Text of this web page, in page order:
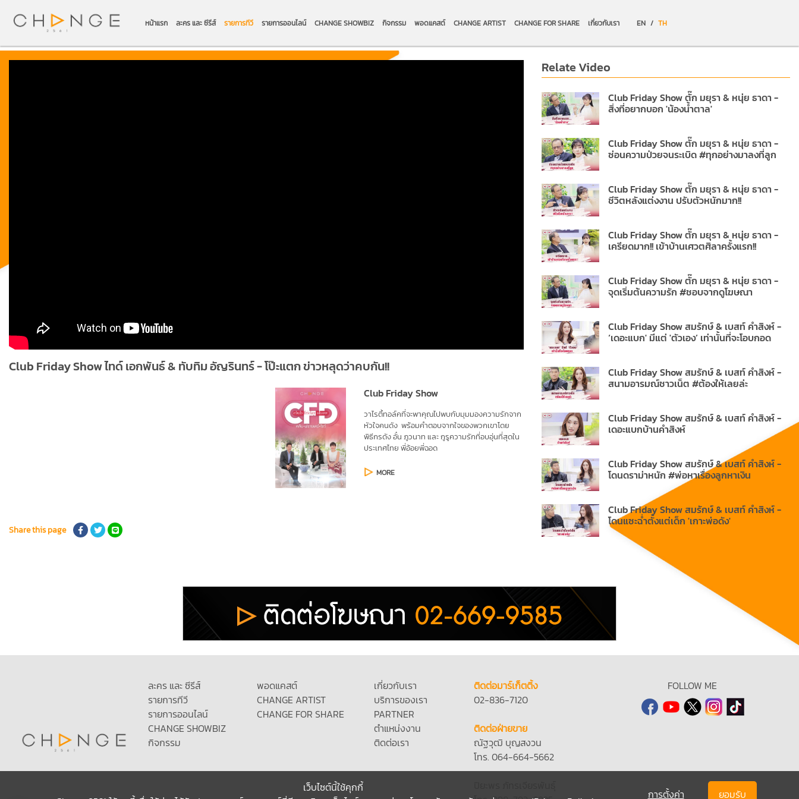
หน้าแรก ละคร และ ซีรีส์ รายการทีวี รายการออนไลน์ CHANGE SHOWBIZ กิจกรรม พอดแคสต์ CHANGE ARTIST CHANGE FOR SHARE เกี่ยวกับเรา EN / TH
Club Friday Show ไทด์ เอกพันธ์ & ทับทิม อัญรินทร์ - โป๊ะแตก ข่าวหลุดว่าคบกัน!!
Club Friday Show
วาไรตี้ทอล์คที่จะพาคุณไปพบกับมุมมองความรักจาก
หัวใจคนดัง พร้อมคำตอบจากใจของพวกเขาโดย
พิธีกรดังอั๋น ภูวนาท และกูรูความรักที่อบอุ่นที่สุดใน
ประเทศไทยพี่อ้อยพี่ฉอด
MORE
Share this page
Relate Video
Club Friday Show ตั๊ก มยุรา & หนุ่ย ธาดา -
สิ่งที่อยากบอก 'น้องน้ำตาล'
Club Friday Show ตั๊ก มยุรา & หนุ่ย ธาดา -
ซ่อนความป่วยจนระเบิด #ทุกอย่างมาลงที่ลูก
Club Friday Show ตั๊ก มยุรา & หนุ่ย ธาดา -
ชีวิตหลังแต่งงาน ปรับตัวหนักมาก!!
Club Friday Show ตั๊ก มยุรา & หนุ่ย ธาดา -
เครียดมาก!! เข้าบ้านเศวตศิลาครั้งแรก!!
Club Friday Show ตั๊ก มยุรา & หนุ่ย ธาดา -
จุดเริ่มต้นความรัก #ชอบจากดูโฆษณา
Club Friday Show สมรักษ์ & เบสท์ คำสิงห์ -
‘เดอะแบก' มีแต่ 'ตัวเอง’ เท่านั้นที่จะโอบกอด
Club Friday Show สมรักษ์ & เบสท์ คำสิงห์ -
สนามอารมณ์ชาวเน็ต #ต้องให้เลยล่ะ
Club Friday Show สมรักษ์ & เบสท์ คำสิงห์ -
เดอะแบกบ้านคำสิงห์
Club Friday Show สมรักษ์ & เบสท์ คำสิงห์ -
โดนดราม่าหนัก #พ่อหาเรื่องลูกหาเงิน
Club Friday Show สมรักษ์ & เบสท์ คำสิงห์ -
โดนแซะฉ่ำตั้งแต่เด็ก 'เกาะพ่อดัง'
ละคร และ ซีรีส์
รายการทีวี
รายการออนไลน์
CHANGE SHOWBIZ
กิจกรรม
พอดแคสต์
CHANGE ARTIST
CHANGE FOR SHARE
เกี่ยวกับเรา
บริการของเรา
PARTNER
ตำแหน่งงาน
ติดต่อเรา
ติดต่อมาร์เก็ตติ้ง
02-836-7120
ติดต่อฝ่ายขาย
ณัฐวุฒิ บุญสงวน
โทร. 064-664-5662
FOLLOW ME
เว็บไซต์นี้ใช้คุกกี้
การตั้งค่า ยอมรับ